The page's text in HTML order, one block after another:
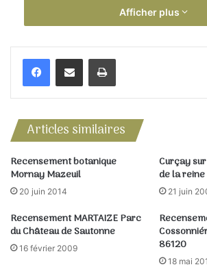
– Sureau
– Troène ‘
– Vigne vierge quinquefolia
– Viorne lantana
Afficher plus
Articles similaires
Recensement botanique
Mornay Mazeuil
20 juin 2014
Curçay
de la
21 juin
Recensement MARTAIZE Parc
du Château de Sautonne
16 février 2009
86120
18 mai